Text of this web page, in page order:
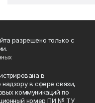
разрешено только с
в
в сфере связи,
коммуникаций по
номер ПИ № ТУ